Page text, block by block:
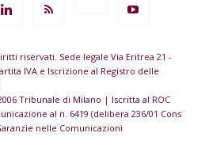
riservati. Sede legale Via Eritrea 21 -
IVA e Iscrizione al Registro delle
Tribunale di Milano | Iscritta al ROC
al n. 6419 (delibera 236/01 Cons
nelle Comunicazioni